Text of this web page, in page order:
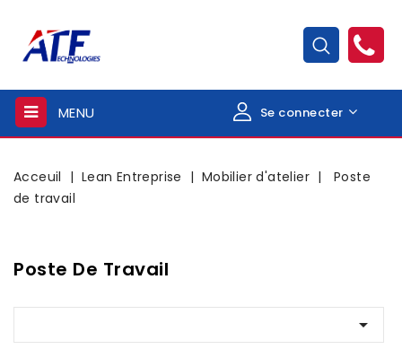
MENU Se connecter
Acceuil Lean Entreprise Mobilier d'atelier
Poste
de travail
Poste De Travail
